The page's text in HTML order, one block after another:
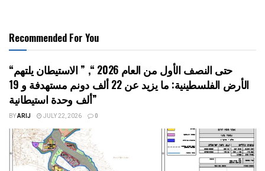
Recommended For You
“حتى النصف الأول من العام 2026 “, ” الاستيطان يلتهم
الأرض الفلسطينية: ما يزيد عن 22 ألف دونم مستهدفة و 19
ألف وحدة استيطانية”
BYARIJ JULY 22, 2026 0